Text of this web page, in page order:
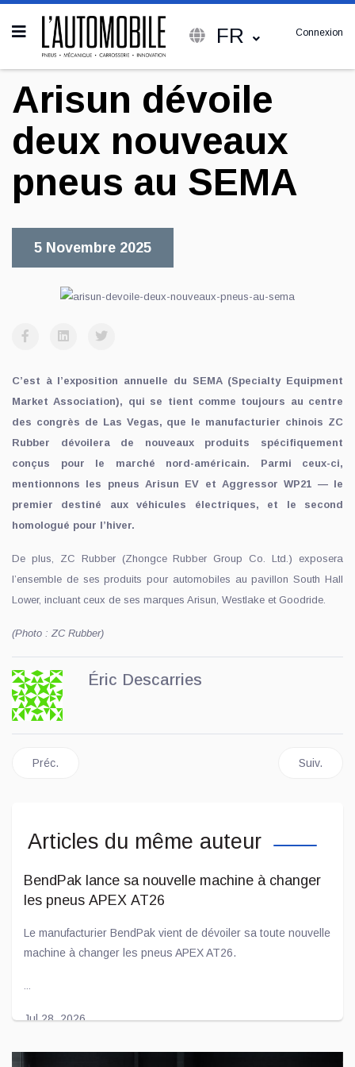
FR Connexion
Arisun dévoile
deux nouveaux
pneus au SEMA
5 Novembre 2025
C’est à l’exposition annuelle du SEMA (Specialty Equipment
Market Association), qui se tient comme toujours au centre
des congrès de Las Vegas, que le manufacturier chinois ZC
Rubber dévoilera de nouveaux produits spécifiquement
conçus pour le marché nord-américain. Parmi ceux-ci,
mentionnons les pneus Arisun EV et Aggressor WP21 — le
premier destiné aux véhicules électriques, et le second
homologué pour l’hiver.
De plus, ZC Rubber (Zhongce Rubber Group Co. Ltd.) exposera
l’ensemble de ses produits pour automobiles au pavillon South Hall
Lower, incluant ceux de ses marques Arisun, Westlake et Goodride.
(Photo : ZC Rubber)
Éric Descarries
Article précédent : Goodyear lance le Wrangler Outbound A/T
Préc. Article
Suiv.
Articles du même auteur
BendPak lance sa nouvelle machine à changer
les pneus APEX AT26
Le manufacturier BendPak vient de dévoiler sa toute nouvelle
machine à changer les pneus APEX AT26.
Jul 28, 2026